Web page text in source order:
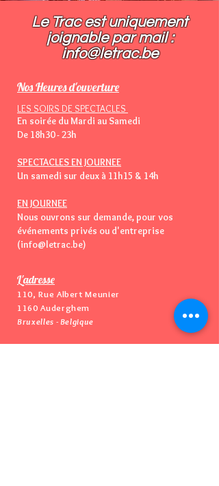
Le Trac est uniquement
joignable par mail :​
info@letrac.be
Nos Heures d'ouverture
LES SOIRS DE SPECTACLES
En soirée du Mardi au Samedi
De 18h30 - 23h
SPECTACLES EN JOURNEE
Un samedi sur deux à 11h15 & 14h
EN JOURNEE
Nous ouvrons sur demande, pour vos
événements privés ou d'entreprise
(info@letrac.be)
L'adresse
110, Rue Albert Meunier
1160 Auderghem
Bruxelles - Belgique